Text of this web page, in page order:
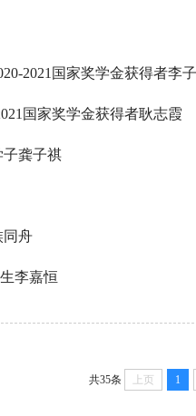
2021国家奖学金获得者李
国家奖学金获得者耿志霞
龚子祺
同舟
李嘉恒
共35条 上页 1